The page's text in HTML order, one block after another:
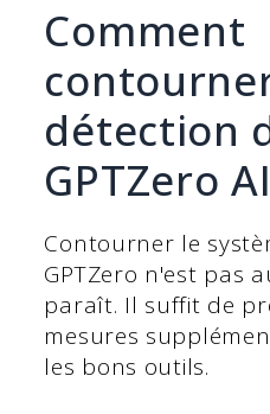
Comment
détection
GPTZero AI
Contourner le
GPTZero n'est pas
paraît. Il suffit de
mesures
les bons outils.